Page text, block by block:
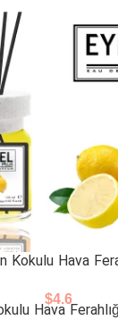
Kokulu Hava
$4.6
Hava